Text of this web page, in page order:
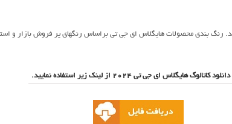
کاتالوگ هایگلاس ای جی تی 2024 از لینک زیر استفاده نمایید.